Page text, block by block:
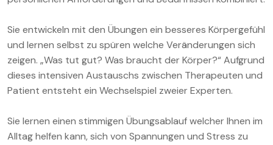
Sie entwickeln mit den Übungen ein besseres Körpergefühl
und lernen selbst zu spüren welche Veränderungen sich
zeigen. „Was tut gut? Was braucht der Körper?“ Aufgrund
dieses intensiven Austauschs zwischen Therapeuten und
Patient entsteht ein Wechselspiel zweier Experten.
Sie lernen einen stimmigen Übungsablauf welcher Ihnen im
Alltag helfen kann, sich von Spannungen und Stress zu